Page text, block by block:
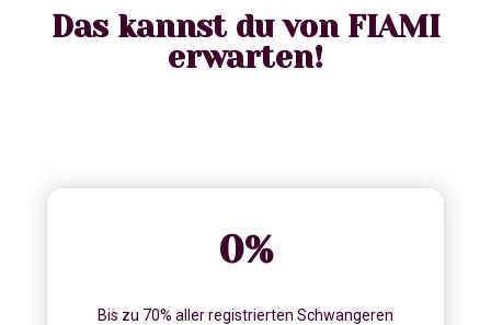
Das kannst du von FIAMI
erwarten!
0%
Bis zu 70% aller registrierten Schwangeren